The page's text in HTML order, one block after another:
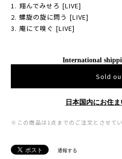
1. 翔んでみせろ [LIVE]
2. 螺旋の旋に問う [LIVE]
3. 庵にて嗅ぐ [LIVE]
International
Sold
日本国内にお住
※この商品は1点までのご注文とさせてい
通報する